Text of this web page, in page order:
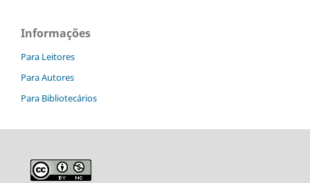
Informações
Para Leitores
Para Autores
Para Bibliotecários